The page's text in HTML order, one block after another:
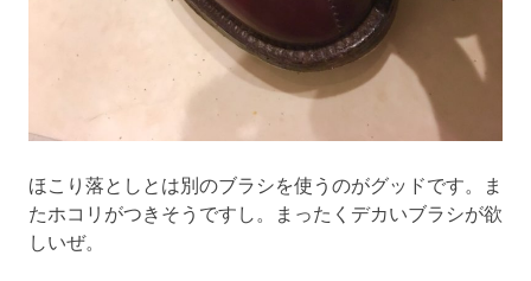
ほこり落としとは別のブラシを使うのがグッドです。ま
たホコリがつきそうですし。まったくデカいブラシが欲
しいぜ。